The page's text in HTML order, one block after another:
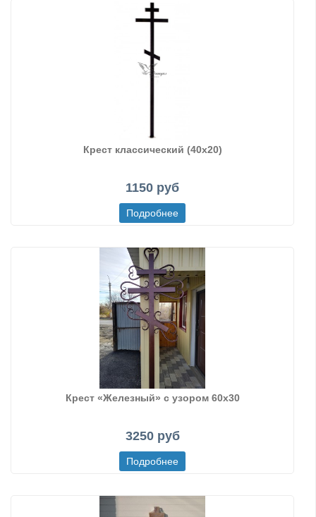
Крест классический (40х20)
1150 руб
Крест «Железный» с узором 60х30
3250 руб